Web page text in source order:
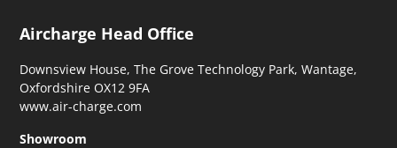
Aircharge Head Office
Downsview House, The Grove Technology Park, Wantage,
Oxfordshire OX12 9FA
www.air-charge.com
Showroom